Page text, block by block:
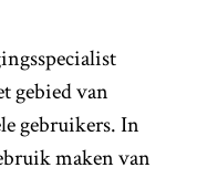
gebied van
gebruikers. In
maken van